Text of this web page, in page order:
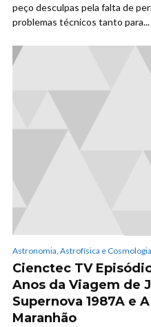
peço desculpas pela falta de
problemas técnicos tanto para...
Astronomia, Astrofísica e Cosmologia
Cienctec TV
Anos da Viagem de
Supernova 1987A e
Maranhão